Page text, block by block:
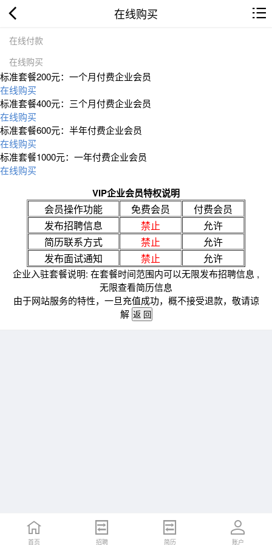
在线购买
在线付款
在线购买
标准套餐200元：一个月付费企业会员
在线购买
标准套餐400元：三个月付费企业会员
在线购买
标准套餐600元：半年付费企业会员
在线购买
标准套餐1000元：一年付费企业会员
在线购买
VIP企业会员特权说明
会员操作功能 免费会员
付费会员
发布招聘信息
禁止
允许
简历联系方式
禁止
允许
发布面试通知
禁止 允许
企业入驻套餐说明: 在套餐时间范围内可以无限发布招聘信息 ,
无限查看简历信息
由于网站服务的特性，一旦充值成功，概不接受退款，敬请谅
解
首页 招聘 简历 账户